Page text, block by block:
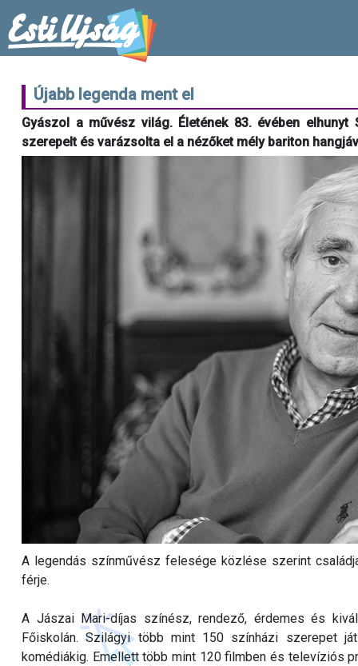
Újabb legenda ment el
Gyászol a művész világ. Életének 83. évében
szerepelt és varázsolta el a nézőket mély bariton
A legendás színművész felesége közlése szerint
férje.
A Jászai Mari-díjas színész, rendező, érdemes és
Főiskolán. Szilágyi több mint 150 színházi szerepet
komédiákig. Emellett több mint 120 filmben és televíziós